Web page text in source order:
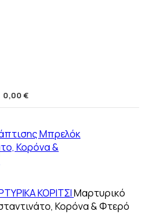
0,00 €
ΚΟΡΙΤΣΙΜαρτυρικό
Κορόνα & Φτερό